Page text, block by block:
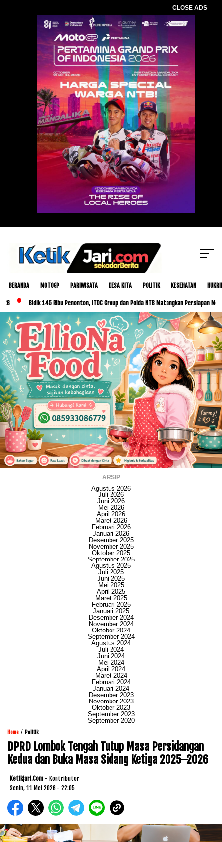
CLOSE ADS
BERANDA MOTOGP PARIWISATA DESA KITA POLITIK KESEHATAN
Bidik 145 Ribu Penonton, ITDC Group dan Polda NTB Matangkan Persiapan MotoGP
ARSIP
Agustus 2026
Juli 2026
Juni 2026
Mei 2026
April 2026
Maret 2026
Februari 2026
Januari 2026
Desember 2025
November 2025
Oktober 2025
September 2025
Agustus 2025
Juli 2025
Juni 2025
Mei 2025
April 2025
Maret 2025
Februari 2025
Januari 2025
Desember 2024
November 2024
Oktober 2024
September 2024
Agustus 2024
Juli 2024
Juni 2024
Mei 2024
April 2024
Maret 2024
Februari 2024
Januari 2024
Desember 2023
November 2023
Oktober 2023
September 2023
September 2020
Home / Politik
DPRD Lombok Tengah Tutup Masa Persidangan
Kedua dan Buka Masa Sidang Ketiga 2025–2026
Ketikjari.com - Kontributor
Senin, 11 Mei 2026 - 22:05